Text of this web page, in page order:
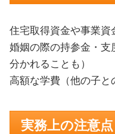
住宅取得資金や事業資
婚姻の際の持参金・支
分かれることも）
高額な学費（他の子と
実務上の注意点